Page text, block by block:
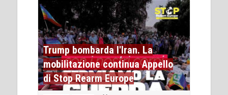
Trump bombarda l'Iran. La
mobilitazione continua Appello
di Stop Rearm Europe